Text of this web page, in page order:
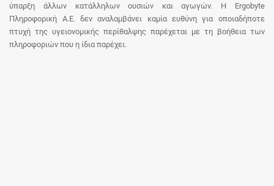
ύπαρξη άλλων κατάλληλων ουσιών και αγωγών. Η Ergobyte
Πληροφορική Α.Ε. δεν αναλαμβάνει καμία ευθύνη για οποιαδήποτε
πτυχή της υγειονομικής περίθαλψης παρέχεται με τη βοήθεια των
πληροφοριών που η ίδια παρέχει.